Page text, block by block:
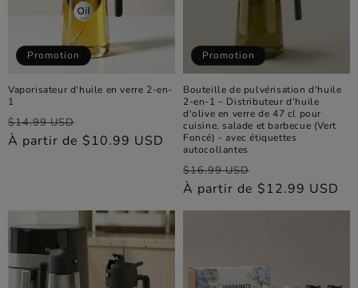
Promotion
Vaporisateur d'huile en verre 2-en-
1
Prix
habituel
$14.99 USD
promotionnel
À partir de $10.99 USD
Promotion
Bouteille de pulvérisation d'huile
2-en-1 – Distributeur d'huile
d'olive en verre de 47 cl pour
cuisine, salade et barbecue (Vert
Foncé) - avec étiquettes
autocollantes
Prix
habituel
$16.99 USD
promotionnel
À partir de $12.99 USD